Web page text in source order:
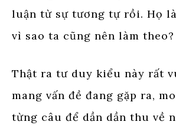
luận từ sự tương tự rồi. Họ
vì sao ta cũng nên làm theo?
Thật ra tư duy kiểu này rất
mang vấn đề đang gặp ra,
từng câu để dần dần thu về